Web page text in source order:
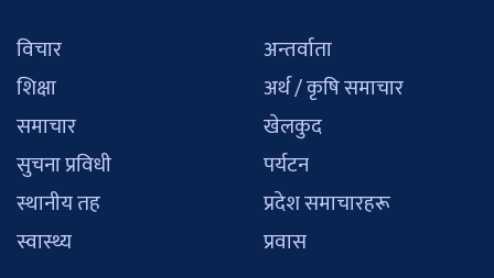
विचार
शिक्षा
समाचार
सुचना प्रविधी
स्थानीय तह
स्वास्थ्य
अन्तर्वाता
अर्थ / कृषि समाचार
खेलकुद
पर्यटन
प्रदेश समाचारहरू
प्रवास